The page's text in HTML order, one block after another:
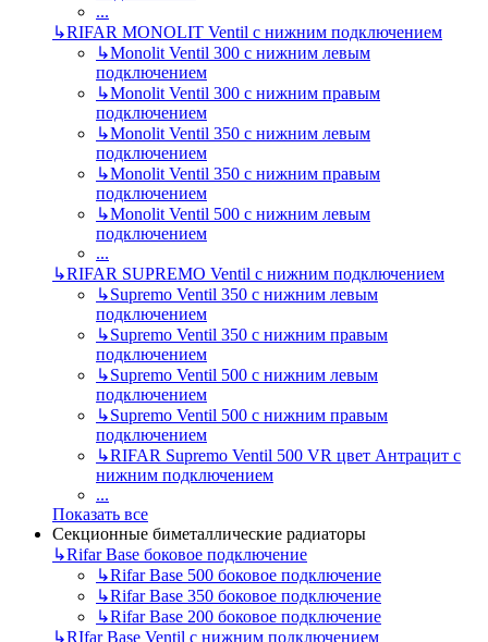
...
↳RIFAR MONOLIT Ventil с нижним подключением
↳Monolit Ventil 300 с нижним левым
подключением
↳Monolit Ventil 300 с нижним правым
подключением
↳Monolit Ventil 350 с нижним левым
подключением
↳Monolit Ventil 350 с нижним правым
подключением
↳Monolit Ventil 500 с нижним левым
подключением
...
↳RIFAR SUPREMO Ventil с нижним подключением
↳Supremo Ventil 350 с нижним левым
подключением
↳Supremo Ventil 350 с нижним правым
подключением
↳Supremo Ventil 500 с нижним левым
подключением
↳Supremo Ventil 500 с нижним правым
подключением
↳RIFAR Supremo Ventil 500 VR цвет Антрацит с
нижним подключением
...
Показать все
Секционные биметаллические радиаторы
↳Rifar Base боковое подключение
↳Rifar Base 500 боковое подключение
↳Rifar Base 350 боковое подключение
↳Rifar Base 200 боковое подключение
↳RIfar Base Ventil с нижним подключением